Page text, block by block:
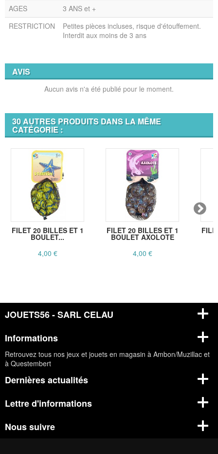
AGES
3 ANS et +
RESTRICTION
Petites pièces incluses, risque d'étouffement.
Interdit aux moins de 3 ans
AVIS
Aucun avis n'a été publié pour le moment.
30 AUTRES PRODUITS DANS LA MÊME
CATÉGORIE :
FILET 20 BILLES ET 1
BOULET...
4,00 €
FILET 20 BILLES ET 1
BOULET AXOLOTE
4,00 €
JOUETS56 - SARL CELAU
Informations
Retrouvez tous nos jeux et jouets en magasin à Ambon/Muzillac et
à Questembert
Dernières actualités
Lettre d'informations
Nous suivre